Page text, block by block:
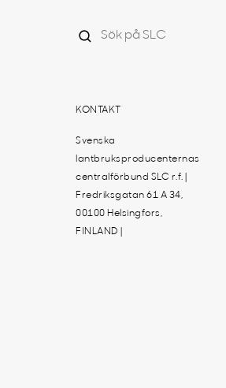
KONTAKT
Svenska
lantbruksproducenternas
centralförbund SLC r.f. |
Fredriksgatan 61 A 34,
00100 Helsingfors,
FINLAND |